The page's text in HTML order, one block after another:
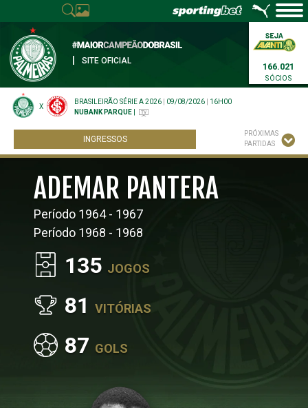
SITE OFICIAL
166.021
SÓCIOS
X
BRASILEIRÃO SÉRIE A 2026 09/08/2026
16H00
NUBANK PARQUE
INGRESSOS
PRÓXIMAS
PARTIDAS
ADEMAR PANTERA
Período 1964 - 1967
Período 1968 - 1968
135 JOGOS
81VITÓRIAS
87 GOLS